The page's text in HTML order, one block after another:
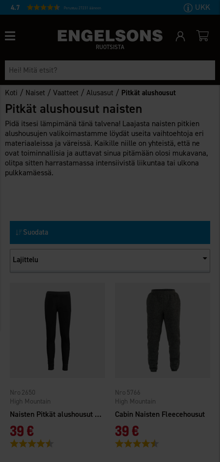
4.7 Perustuu 27231 ääneen UKK
RUOTSISTA
Koti / Naiset /Vaatteet /Alusasut / Pitkät alushousut
Pitkät alushousut naisten
Pidä itsesi lämpimänä tänä talvena! Laajasta naisten pitkien
alushousujen valikoimastamme löydät useita vaihtoehtoja eri
materiaaleissa ja väreissä. Kaikille niille on yhteistä, että ne
ovat toiminnallisia ja auttavat sinua pitämään olosi mukavana,
olitpa sitten harrastamassa intensiivistä liikuntaa tai ulkona
pulkkamäessä.
Suodata
Lajittelu
Naisten Pitkät alushousut Merinovilla
High Mountain
2650
39 €
Arvio:
Cabin Naisten Fleecehousut
High Mountain
5766
39 €
Arvio: